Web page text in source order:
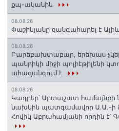
քպ-ականին
08.08.26
Փաշինյանը զանգահարել է
08.08.26
Բարեբախտաբար, երեխաս
պանրիկի միջի պոլիէթիլենի
ահազանգում է
08.08.26
Կադրեր՝ Արտաշատ
նախկին պատգամավոր Ա.Ա.-ի
Հովիկ Աբրահամյանի որդին է՝